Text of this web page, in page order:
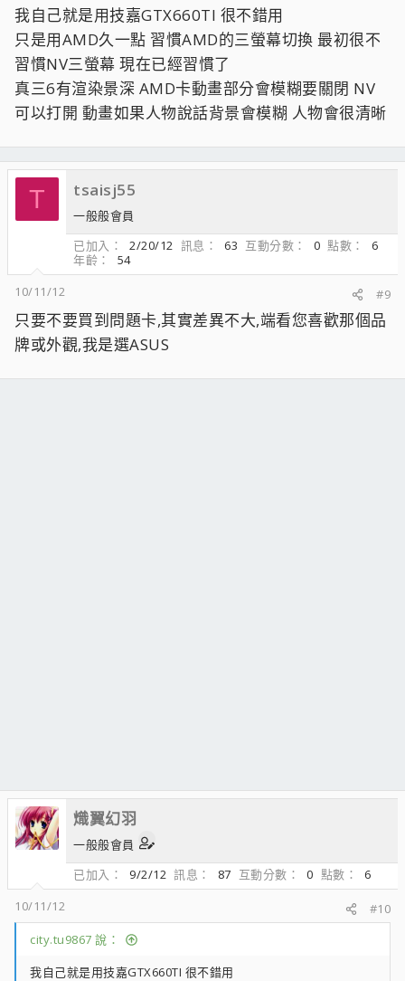
我自己就是用技嘉GTX660TI 很不錯用
只是用AMD久一點 習慣AMD的三螢幕切換 最初很不
習慣NV三螢幕 現在已經習慣了
真三6有渲染景深 AMD卡動畫部分會模糊要關閉 NV
可以打開 動畫如果人物說話背景會模糊 人物會很清晰
T tsaisj55
一般般會員
已加入
2/20/12 訊息 63 互動分數 0 點數
6
年齡
54
10/11/12
#9
只要不要買到問題卡,其實差異不大,端看您喜歡那個品
牌或外觀,我是選ASUS
熾翼幻羽
一般般會員
已加入
9/2/12 訊息 87 互動分數 0 點數
6
10/11/12
#10
city.tu9867 說：
我自己就是用技嘉GTX660TI 很不錯用